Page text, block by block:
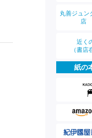
丸善ジュン
店
近く
（書店
紙の